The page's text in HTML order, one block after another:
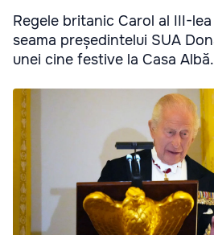
Regele britanic Carol al III-
seama președintelui SUA
unei cine festive la Casa Albă.